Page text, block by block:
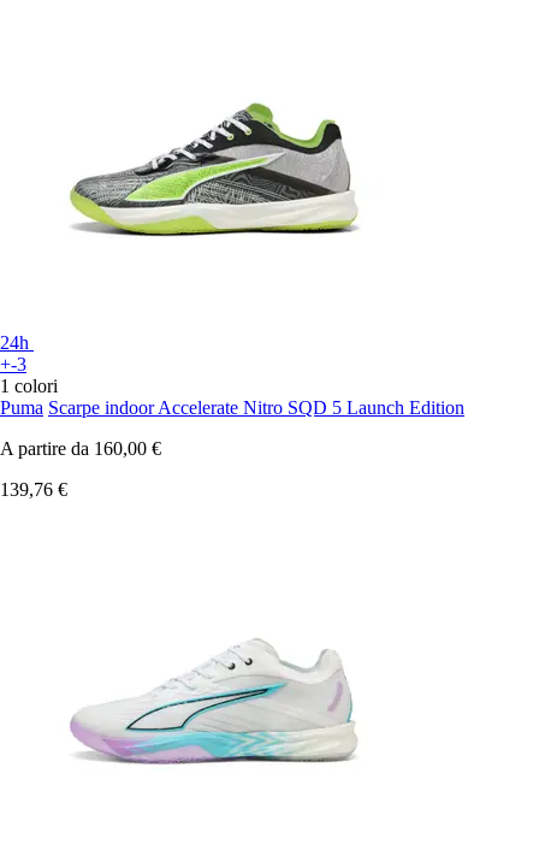
24h
+-3
1 colori
Puma Scarpe indoor Accelerate Nitro SQD 5 Launch Edition
A partire da 160,00 €
139,76 €